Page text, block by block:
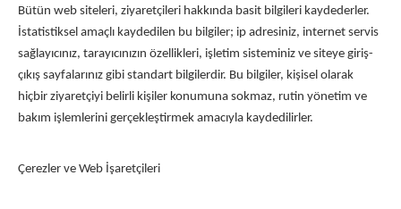
Bütün web siteleri, ziyaretçileri hakkında basit bilgileri kaydederler.
İstatistiksel amaçlı kaydedilen bu bilgiler; ip adresiniz, internet servis
sağlayıcınız, tarayıcınızın özellikleri, işletim sisteminiz ve siteye giriş-
çıkış sayfalarınız gibi standart bilgilerdir. Bu bilgiler, kişisel olarak
hiçbir ziyaretçiyi belirli kişiler konumuna sokmaz, rutin yönetim ve
bakım işlemlerini gerçekleştirmek amacıyla kaydedilirler.
Çerezler ve Web İşaretçileri